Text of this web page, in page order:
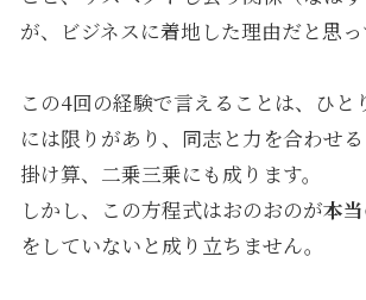
が、ビジネスに着地した理由だと思っ
この4回の経験で言えることは、ひと
には限りがあり、同志と力を合わせ
掛け算、二乗三乗にも成ります。
しかし、この方程式はおのおのが本
をしていないと成り立ちません。